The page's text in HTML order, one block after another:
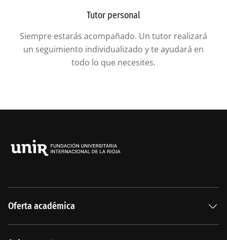
Tutor personal
Siempre estarás acompañado. Un tutor realizará
un seguimiento individualizado y te ayudará en
todo lo que necesites.
Oferta académica